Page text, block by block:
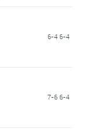
6-4 6-4
7-6 6-4